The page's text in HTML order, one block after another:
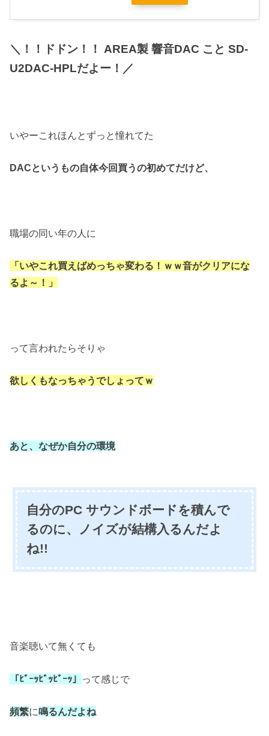
＼！！ドドン！！ AREA製 響音DAC こと SD-
U2DAC-HPLだよー！／
いやーこれほんとずっと憧れてた
DACというもの自体今回買うの初めてだけど、
職場の同い年の人に
「いやこれ買えばめっちゃ変わる！ ｗｗ音がクリアにな
るよ～！」
って言われたらそりゃ
欲しくもなっちゃうでしょってｗ
あと、なぜか自分の環境
自分のPC サウンドボードを積んで
るのに、ノイズが結構入るんだよ
ね!!
音楽聴いて無くても
「ﾋﾞｰｯﾋﾞｯﾋﾞｰｯ」 って感じで
頻繁に鳴るんだよね